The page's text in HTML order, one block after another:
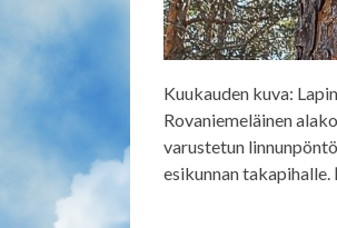
Kuukauden kuva:
Rovaniemeläinen
varustetun
esikunnan takapihalle.